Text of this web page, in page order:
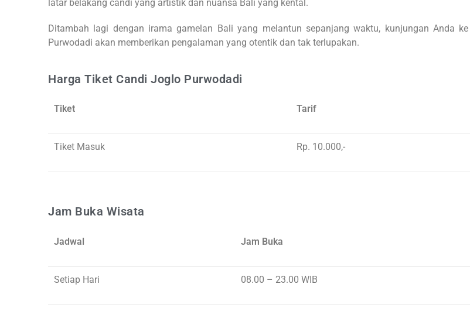
latar belakang candi yang artistik dan nuansa Bali yang kental.
Ditambah lagi dengan irama gamelan Bali yang melantun sepanjang waktu, kunjungan Anda
Purwodadi akan memberikan pengalaman yang otentik dan tak terlupakan.
Harga Tiket Candi Joglo Purwodadi
Tiket Tarif
Tiket Masuk Rp. 10.000,-
Jam Buka Wisata
Jadwal Jam Buka
Setiap Hari 08.00 – 23.00 WIB